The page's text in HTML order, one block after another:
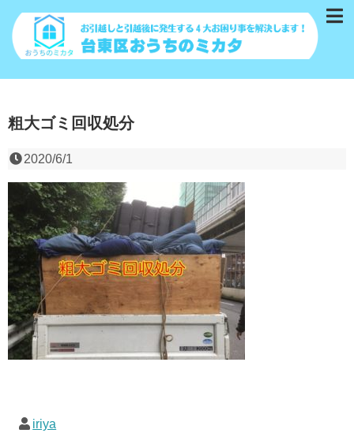
粗大ゴミ回収処分
2020/6/1
iriya